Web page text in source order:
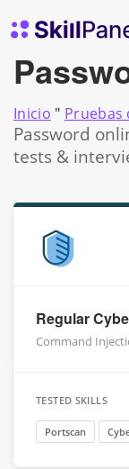
Página de inicio
Inicio " Pruebas
Password
tests &
Regular
Command
TESTED SKILLS
Portscan